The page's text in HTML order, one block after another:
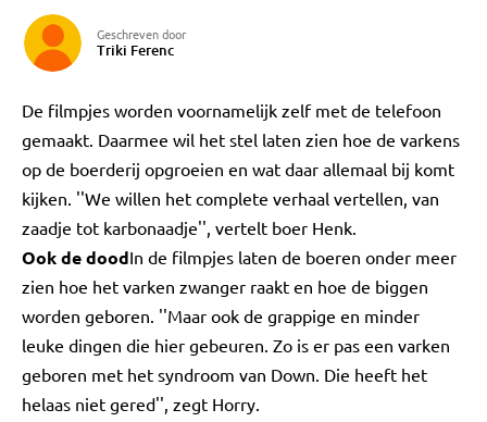
Geschreven door
Triki Ferenc
De filmpjes worden voornamelijk zelf met de telefoon
gemaakt. Daarmee wil het stel laten zien hoe de varkens
op de boerderij opgroeien en wat daar allemaal bij komt
kijken. ''We willen het complete verhaal vertellen, van
zaadje tot karbonaadje'', vertelt boer Henk.
Ook de doodIn de filmpjes laten de boeren onder meer
zien hoe het varken zwanger raakt en hoe de biggen
worden geboren. ''Maar ook de grappige en minder
leuke dingen die hier gebeuren. Zo is er pas een varken
geboren met het syndroom van Down. Die heeft het
helaas niet gered'', zegt Horry.